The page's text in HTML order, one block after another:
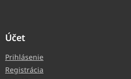
Účet
Prihlásenie
Registrácia